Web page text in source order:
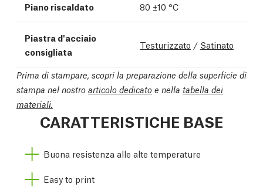
Piano riscaldato 80 ±10 °C
Piastra d'acciaio
consigliata
Testurizzato / Satinato
Prima di stampare, scopri la preparazione della superficie di
stampa nel nostro articolo dedicato e nella tabella dei
materiali.
CARATTERISTICHE BASE
Buona resistenza alle alte temperature
Easy to print